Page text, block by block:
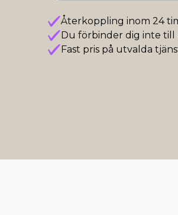
Återkoppling inom 24
Du förbinder dig inte till
Fast pris på utvalda